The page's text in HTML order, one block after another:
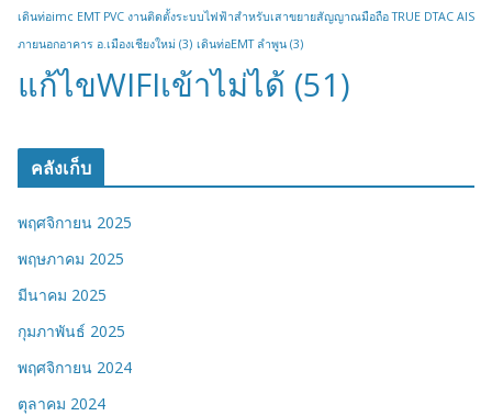
เดินท่อimc EMT PVC งานติดตั้งระบบไฟฟ้าสำหรับเสาขยายสัญญาณมือถือ TRUE DTAC AIS
ภายนอกอาคาร อ.เมืองเชียงใหม่ (3) เดินท่อEMT ลำพูน (3)
แก้ไขWIFIเข้าไม่ได้ (51)
คลังเก็บ
พฤศจิกายน 2025
พฤษภาคม 2025
มีนาคม 2025
กุมภาพันธ์ 2025
พฤศจิกายน 2024
ตุลาคม 2024